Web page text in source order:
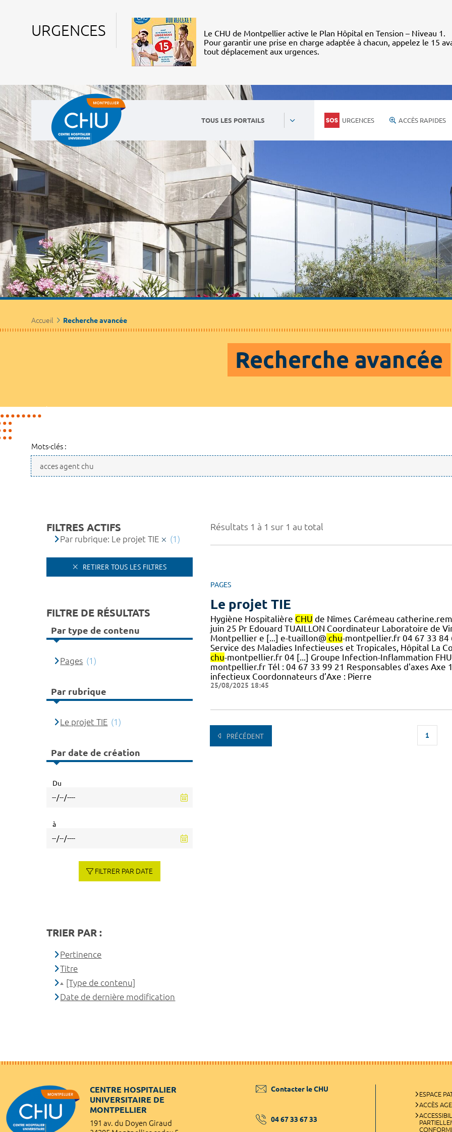
URGENCES
Le CHU de Montpellier active le Plan Hôpital en Tension – Niveau 1.
Pour garantir une prise en charge adaptée à chacun, appelez le 15
tout déplacement aux urgences.
TOUS LES PORTAILS URGENCES ACCÈS RAPIDES
Accueil Recherche avancée
Recherche avancée
Mots-clés :
Résultats 1 à 1 sur 1 au total
PAGES
Le projet TIE
Hygiène Hospitalière CHU de Nîmes Carémeau
juin 25 Pr Edouard TUAILLON Coordinateur Laboratoire de
Montpellier e [...] e-tuaillon@ chu-montpellier.fr 04 67 33 84
Service des Maladies Infectieuses et Tropicales, Hôpital La
chu-montpellier.fr 04 [...] Groupe Infection-Inflammation
montpellier.fr Tél : 04 67 33 99 21 Responsables d'axes
infectieux Coordonnateurs d’Axe : Pierre
25/08/2025 18:45
PRÉCÉDENT 1
FILTRES ACTIFS
Par rubrique: Le projet TIE (1)
RETIRER TOUS LES FILTRES
FILTRE DE RÉSULTATS
Par type de contenu
Pages (1)
Par rubrique
Le projet TIE (1)
Par date de création
Du
à
FILTRER PAR DATE
TRIER PAR :
Pertinence
Titre
[Type de contenu]
Date de dernière modification
CENTRE HOSPITALIER
UNIVERSITAIRE DE
MONTPELLIER
191 av. du Doyen Giraud
Contacter le CHU
04 67 33 67 33
ESPACE
ACCÈS